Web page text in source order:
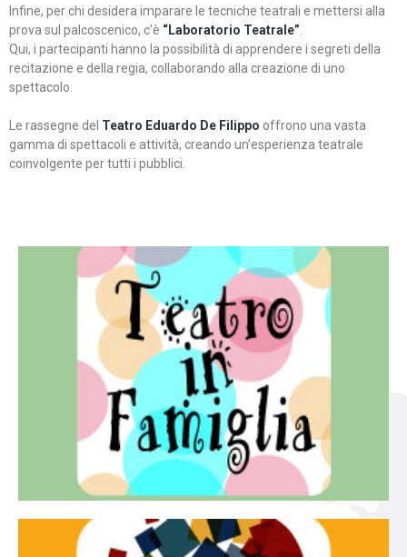
Infine, per chi desidera imparare le tecniche teatrali e mettersi alla
prova sul palcoscenico, c’è “Laboratorio Teatrale”
Qui, i partecipanti hanno la possibilità di apprendere i segreti della
recitazione e della regia, collaborando alla creazione di uno
spettacolo.
Le rassegne del Teatro Eduardo De Filippo offrono una vasta
gamma di spettacoli e attività, creando un’esperienza teatrale
coinvolgente per tutti i pubblici.
Teatro in famiglia
Teatro In Famiglia è una rassegna di teatro concepita
per far condividere e godere del teatro all’intera
famiglia.
Continua